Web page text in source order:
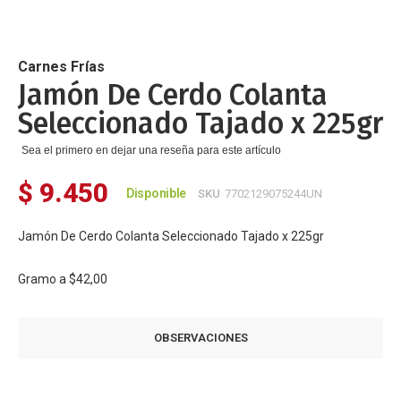
de
la
galería
de
imágenes
Carnes Frías
Jamón De Cerdo Colanta
Seleccionado Tajado x 225gr
Sea el primero en dejar una reseña para este artículo
$ 9.450 Disponible SKU 7702129075244UN
Jamón De Cerdo Colanta Seleccionado Tajado x 225gr
Gramo a $42,00
OBSERVACIONES